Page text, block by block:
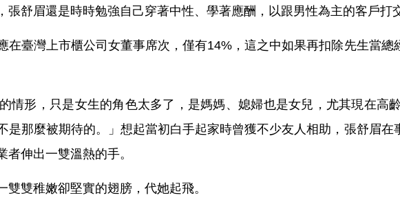
舒眉還是時時勉強自己穿著中性、學著應酬，以跟男性為主的客戶打
在臺灣上市櫃公司女董事席次，僅有14%，這之中如果再扣除先生當總
情形，只是女生的角色太多了，是媽媽、媳婦也是女兒，尤其現在高
是那麼被期待的。」想起當初白手起家時曾獲不少友人相助，張舒眉在
伸出一雙溫熱的手。
雙稚嫩卻堅實的翅膀，代她起飛。